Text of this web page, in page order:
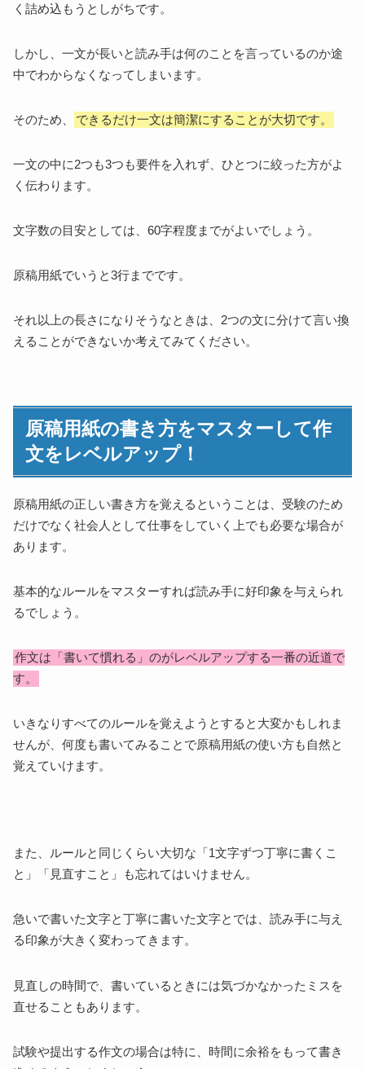
く詰め込もうとしがちです。
しかし、一文が長いと読み手は何のことを言っているのか途
中でわからなくなってしまいます。
そのため、 できるだけ一文は簡潔にすることが大切です。
一文の中に2つも3つも要件を入れず、ひとつに絞った方がよ
く伝わります。
文字数の目安としては、60字程度までがよいでしょう。
原稿用紙でいうと3行までです。
それ以上の長さになりそうなときは、2つの文に分けて言い換
えることができないか考えてみてください。
原稿用紙の書き方をマスターして作
文をレベルアップ！
原稿用紙の正しい書き方を覚えるということは、受験のため
だけでなく社会人として仕事をしていく上でも必要な場合が
あります。
基本的なルールをマスターすれば読み手に好印象を与えられ
るでしょう。
作文は「書いて慣れる」のがレベルアップする一番の近道で
す。
いきなりすべてのルールを覚えようとすると大変かもしれま
せんが、何度も書いてみることで原稿用紙の使い方も自然と
覚えていけます。
また、ルールと同じくらい大切な「1文字ずつ丁寧に書くこ
と」「見直すこと」も忘れてはいけません。
急いで書いた文字と丁寧に書いた文字とでは、読み手に与え
る印象が大きく変わってきます。
見直しの時間で、書いているときには気づかなかったミスを
直せることもあります。
試験や提出する作文の場合は特に、時間に余裕をもって書き